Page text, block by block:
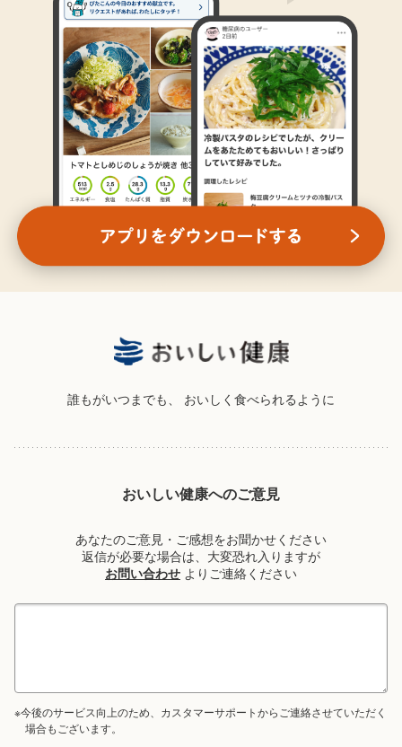
誰もがいつまでも、 おいしく食べられるように
おいしい健康へのご意見
あなたのご意見・ご感想をお聞かせください
返信が必要な場合は、大変恐れ入りますが
お問い合わせ よりご連絡ください
※今後のサービス向上のため、カスタマーサポートからご連絡させていただく
場合もございます。